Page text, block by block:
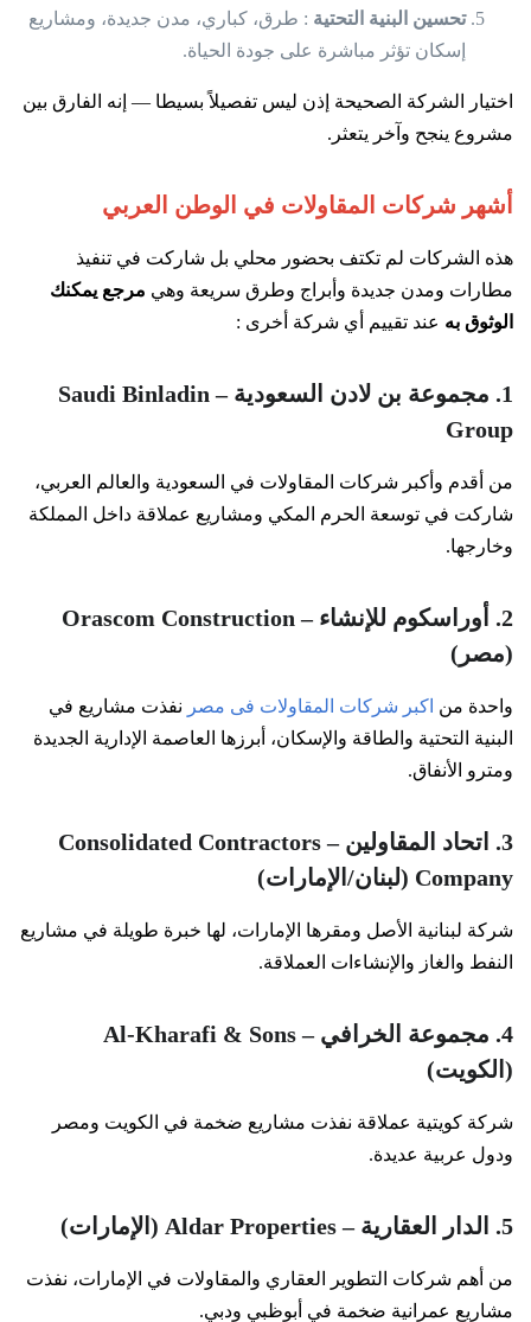
تحسين البنية التحتية : طرق، كباري، مدن جديدة، ومشاريع
إسكان تؤثر مباشرة على جودة الحياة.
اختيار الشركة الصحيحة إذن ليس تفصيلاً بسيطا — إنه الفارق بين
مشروع ينجح وآخر يتعثر.
أشهر شركات المقاولات في الوطن العربي
هذه الشركات لم تكتف بحضور محلي بل شاركت في تنفيذ
مطارات ومدن جديدة وأبراج وطرق سريعة وهي مرجع يمكنك
الوثوق به عند تقييم أي شركة أخرى :
1. مجموعة بن لادن السعودية – Saudi Binladin
Group
من أقدم وأكبر شركات المقاولات في السعودية والعالم العربي،
شاركت في توسعة الحرم المكي ومشاريع عملاقة داخل المملكة
وخارجها.
2. أوراسكوم للإنشاء – Orascom Construction
(مصر)
واحدة من اكبر شركات المقاولات فى مصر نفذت مشاريع في
البنية التحتية والطاقة والإسكان، أبرزها العاصمة الإدارية الجديدة
ومترو الأنفاق.
3. اتحاد المقاولين – Consolidated Contractors
Company (لبنان/الإمارات)
شركة لبنانية الأصل ومقرها الإمارات، لها خبرة طويلة في مشاريع
النفط والغاز والإنشاءات العملاقة.
4. مجموعة الخرافي – Al-Kharafi & Sons
(الكويت)
شركة كويتية عملاقة نفذت مشاريع ضخمة في الكويت ومصر
ودول عربية عديدة.
5. الدار العقارية – Aldar Properties (الإمارات)
من أهم شركات التطوير العقاري والمقاولات في الإمارات، نفذت
مشاريع عمرانية ضخمة في أبوظبي ودبي.